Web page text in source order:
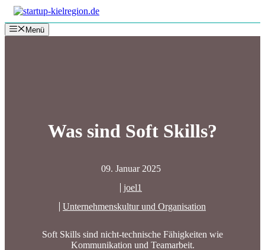
Zum
Inhalt
springenMenü
Was sind Soft Skills?
09. Januar 2025
joel1
Unternehmenskultur und Organisation
Soft Skills sind nicht-technische Fähigkeiten wie
Kommunikation und Teamarbeit.